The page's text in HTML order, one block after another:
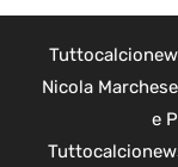
Nicola
e